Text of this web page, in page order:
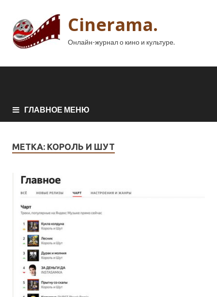
Cinerama.
Онлайн-журнал о кино и культуре.
ГЛАВНОЕ МЕНЮ
МЕТКА: КОРОЛЬ И ШУТ